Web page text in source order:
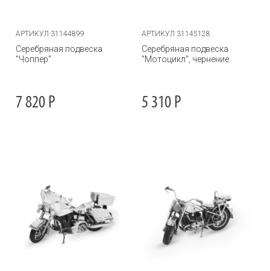
АРТИКУЛ 31144899
Серебряная подвеска
"Чоппер"
7 820 Р
АРТИКУЛ 31145128
Серебряная подвеска
"Мотоцикл", чернение
5 310 Р